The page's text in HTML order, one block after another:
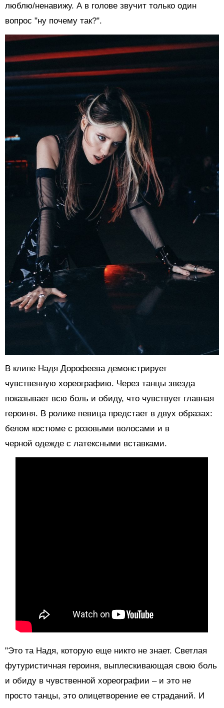
люблю/ненавижу. А в голове звучит только один
вопрос "ну почему так?".
В клипе Надя Дорофеева демонстрирует
чувственную хореографию. Через танцы звезда
показывает всю боль и обиду, что чувствует главная
героиня. В ролике певица предстает в двух образах:
белом костюме с розовыми волосами и в
черной одежде с латексными вставками.
"Это та Надя, которую еще никто не знает. Светлая
футуристичная героиня, выплескивающая свою боль
и обиду в чувственной хореографии – и это не
просто танцы, это олицетворение ее страданий. И